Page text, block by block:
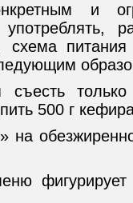
и
питания
съесть
500 г
на